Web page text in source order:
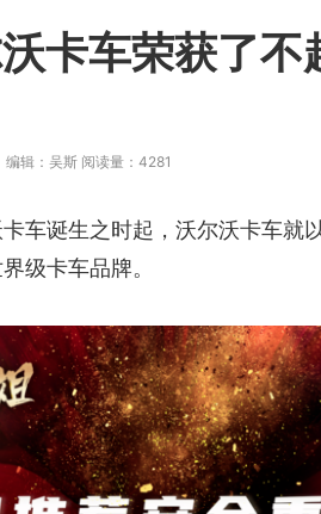
卡车荣获了不
编辑：吴斯 阅读量：4281
车诞生之时起，沃尔沃卡车就
级卡车品牌。